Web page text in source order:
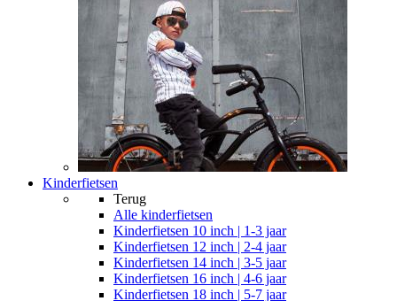
Kinderfietsen
Terug
Alle kinderfietsen
Kinderfietsen 10 inch | 1-3 jaar
Kinderfietsen 12 inch | 2-4 jaar
Kinderfietsen 14 inch | 3-5 jaar
Kinderfietsen 16 inch | 4-6 jaar
Kinderfietsen 18 inch | 5-7 jaar